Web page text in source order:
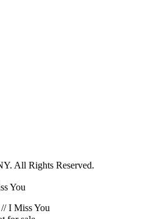
All Rights Reserved.
You
//I Miss You